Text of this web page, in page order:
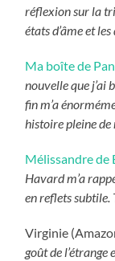
réflexion sur la
états d’âme et
Ma boîte de
nouvelle que j’ai
fin m’a
histoire pleine de
Mélissandre de
Havard m’a
en reflets subtile.
Virginie
goût de l’étrange